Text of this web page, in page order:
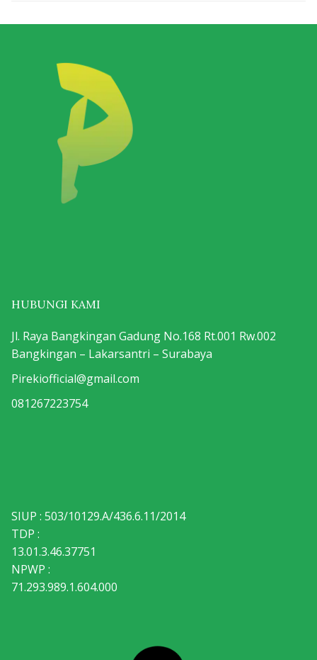
HUBUNGI KAMI
Jl. Raya Bangkingan Gadung No.168 Rt.001 Rw.002
Bangkingan – Lakarsantri – Surabaya
Pirekiofficial@gmail.com
081267223754
SIUP : 503/10129.A/436.6.11/2014
TDP :
13.01.3.46.37751
NPWP :
71.293.989.1.604.000